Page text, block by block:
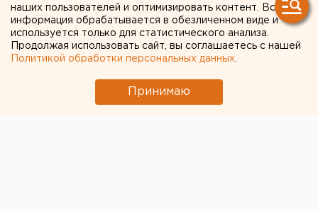
наших пользователей и оптимизировать контент. Вся
информация обрабатывается в обезличенном виде и
используется только для статистического анализа.
Продолжая использовать сайт, вы соглашаетесь с нашей
Политикой обработки персональных данных
Принимаю